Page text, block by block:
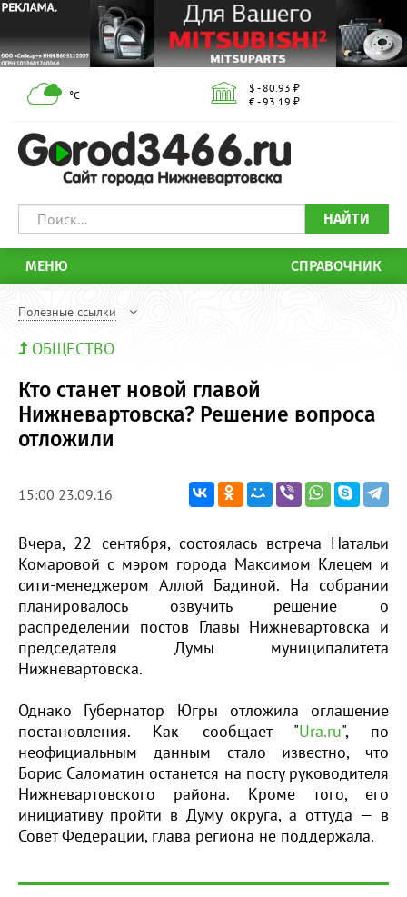
°С
$ - 80.93 ₽
€ - 93.19 ₽
НАЙТИ
МЕНЮ СПРАВОЧНИК
Полезные ссылки
ОБЩЕСТВО
Кто станет новой главой
Нижневартовска? Решение вопроса
отложили
15:00 23.09.16
Вчера, 22 сентября, состоялась встреча Натальи
Комаровой с мэром города Максимом Клецем и
сити-менеджером Аллой Бадиной. На собрании
планировалось озвучить решение о
распределении постов Главы Нижневартовска и
председателя Думы муниципалитета
Нижневартовска.
Однако Губернатор Югры отложила оглашение
постановления. Как сообщает "Ura.ru", по
неофициальным данным стало известно, что
Борис Саломатин останется на посту руководителя
Нижневартовского района. Кроме того, его
инициативу пройти в Думу округа, а оттуда — в
Совет Федерации, глава региона не поддержала.